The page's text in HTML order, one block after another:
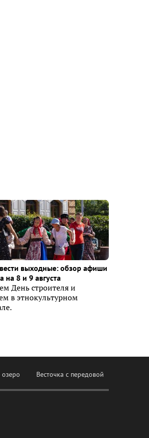
выходные: обзор афиши
на 8 и 9 августа
День строителя и
в этнокультурном
Весточка с передовой